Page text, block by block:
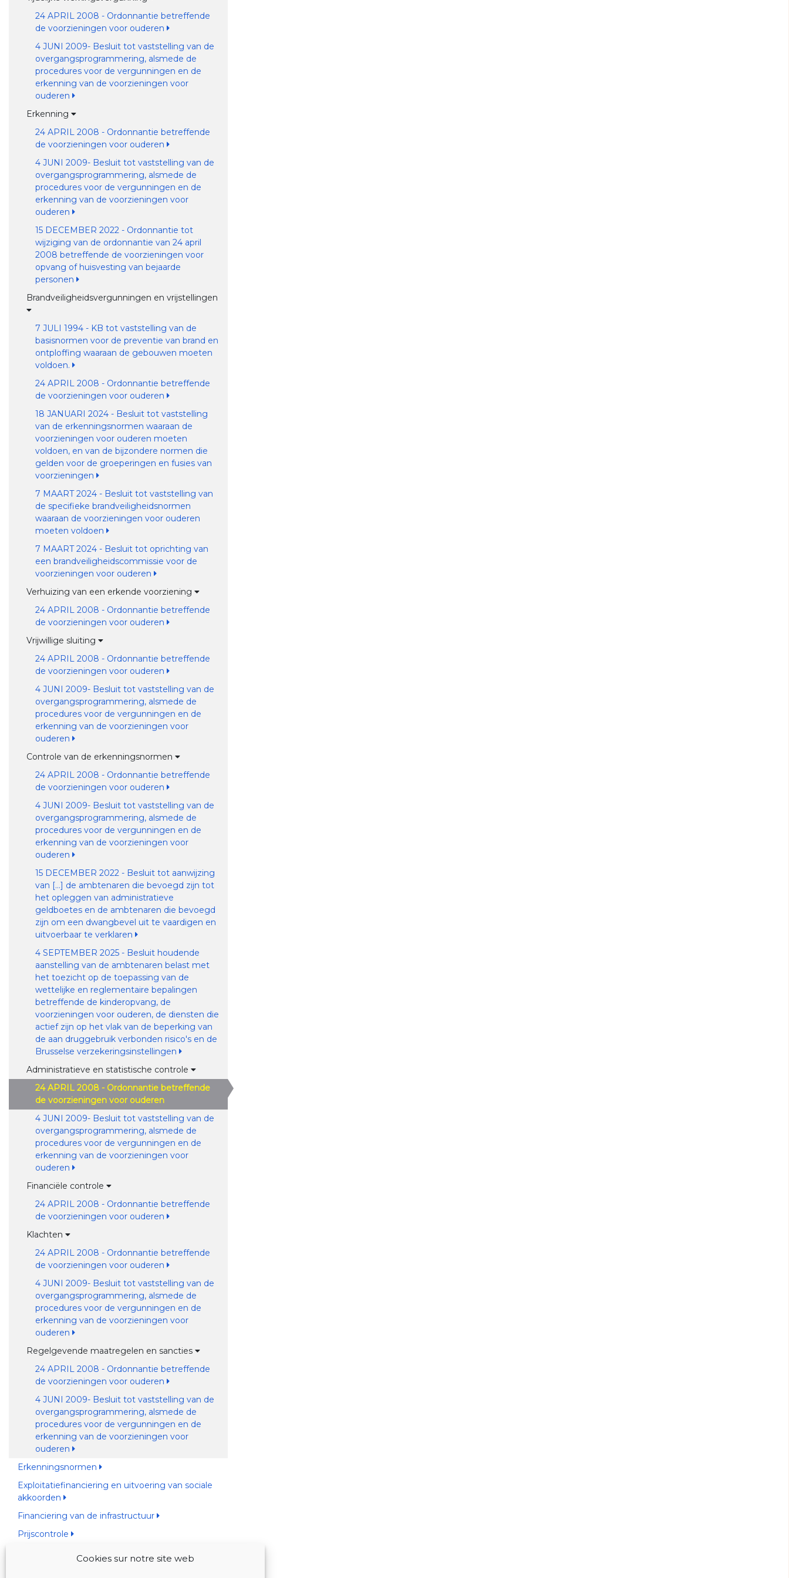
Cookies sur notre site web
24 APRIL 2008 - Ordonnantie betreffende
de voorzieningen voor ouderen
4 JUNI 2009- Besluit tot vaststelling van de
overgangsprogrammering, alsmede de
procedures voor de vergunningen en de
erkenning van de voorzieningen voor
ouderen
Erkenning
24 APRIL 2008 - Ordonnantie betreffende
de voorzieningen voor ouderen
4 JUNI 2009- Besluit tot vaststelling van de
overgangsprogrammering, alsmede de
procedures voor de vergunningen en de
erkenning van de voorzieningen voor
ouderen
15 DECEMBER 2022 - Ordonnantie tot
wijziging van de ordonnantie van 24 april
2008 betreffende de voorzieningen voor
opvang of huisvesting van bejaarde
personen
Brandveiligheidsvergunningen en vrijstellingen
7 JULI 1994 - KB tot vaststelling van de
basisnormen voor de preventie van brand en
ontploffing waaraan de gebouwen moeten
voldoen.
24 APRIL 2008 - Ordonnantie betreffende
de voorzieningen voor ouderen
18 JANUARI 2024 - Besluit tot vaststelling
van de erkenningsnormen waaraan de
voorzieningen voor ouderen moeten
voldoen, en van de bijzondere normen die
gelden voor de groeperingen en fusies van
voorzieningen
7 MAART 2024 - Besluit tot vaststelling van
de specifieke brandveiligheidsnormen
waaraan de voorzieningen voor ouderen
moeten voldoen
7 MAART 2024 - Besluit tot oprichting van
een brandveiligheidscommissie voor de
voorzieningen voor ouderen
Verhuizing van een erkende voorziening
24 APRIL 2008 - Ordonnantie betreffende
de voorzieningen voor ouderen
Vrijwillige sluiting
24 APRIL 2008 - Ordonnantie betreffende
de voorzieningen voor ouderen
4 JUNI 2009- Besluit tot vaststelling van de
overgangsprogrammering, alsmede de
procedures voor de vergunningen en de
erkenning van de voorzieningen voor
ouderen
Controle van de erkenningsnormen
24 APRIL 2008 - Ordonnantie betreffende
de voorzieningen voor ouderen
4 JUNI 2009- Besluit tot vaststelling van de
overgangsprogrammering, alsmede de
procedures voor de vergunningen en de
erkenning van de voorzieningen voor
ouderen
15 DECEMBER 2022 - Besluit tot aanwijzing
van [...] de ambtenaren die bevoegd zijn tot
het opleggen van administratieve
geldboetes en de ambtenaren die bevoegd
zijn om een dwangbevel uit te vaardigen en
uitvoerbaar te verklaren
4 SEPTEMBER 2025 - Besluit houdende
aanstelling van de ambtenaren belast met
het toezicht op de toepassing van de
wettelijke en reglementaire bepalingen
betreffende de kinderopvang, de
voorzieningen voor ouderen, de diensten die
actief zijn op het vlak van de beperking van
de aan druggebruik verbonden risico's en de
Brusselse verzekeringsinstellingen
Administratieve en statistische controle
24 APRIL 2008 - Ordonnantie betreffende
de voorzieningen voor ouderen
4 JUNI 2009- Besluit tot vaststelling van de
overgangsprogrammering, alsmede de
procedures voor de vergunningen en de
erkenning van de voorzieningen voor
ouderen
Financiële controle
24 APRIL 2008 - Ordonnantie betreffende
de voorzieningen voor ouderen
Klachten
24 APRIL 2008 - Ordonnantie betreffende
de voorzieningen voor ouderen
4 JUNI 2009- Besluit tot vaststelling van de
overgangsprogrammering, alsmede de
procedures voor de vergunningen en de
erkenning van de voorzieningen voor
ouderen
Regelgevende maatregelen en sancties
24 APRIL 2008 - Ordonnantie betreffende
de voorzieningen voor ouderen
4 JUNI 2009- Besluit tot vaststelling van de
overgangsprogrammering, alsmede de
procedures voor de vergunningen en de
erkenning van de voorzieningen voor
ouderen
Erkenningsnormen
Exploitatiefinanciering en uitvoering van sociale
akkoorden
Financiering van de infrastructuur
Prijscontrole